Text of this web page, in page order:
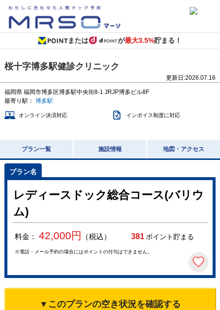
または が最大3.5%貯まる！
桜十字博多駅健診クリニック
更新日:2026.07.16
福岡県 福岡市博多区博多駅中央街8-1 JRJP博多ビル8F
最寄り駅： 博多駅
オンライン決済対応 インボイス制度に対応
プラン一覧 施設情報 地図・アクセス
レディースドック総合コース(バリウ
ム)
料金： 42,000円 （税込） 381ポイント貯まる
※電話・メール予約の場合にはポイントの付与はできません。
▼このプランの空き状況を確認する